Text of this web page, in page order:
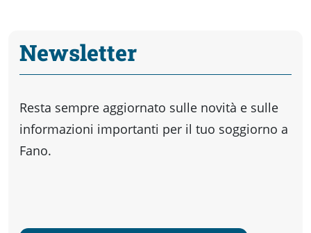
Newsletter
Resta sempre aggiornato sulle novità e sulle
informazioni importanti per il tuo soggiorno a
Fano.